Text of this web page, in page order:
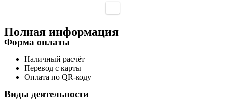
Полная информация
Форма оплаты
Наличный расчёт
Перевод с карты
Оплата по QR-коду
Виды деятельности